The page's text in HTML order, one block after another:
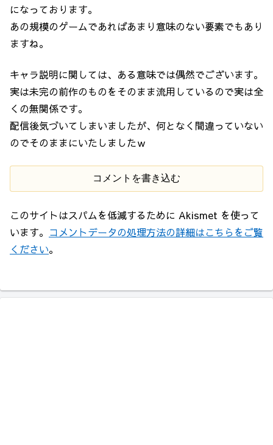
になっております。
あの規模のゲームであればあまり意味のない要素でもあり
ますね。
キャラ説明に関しては、ある意味では偶然でございます。
実は未完の前作のものをそのまま流用しているので実は全
くの無関係です。
配信後気づいてしまいましたが、何となく間違っていない
のでそのままにいたしましたｗ
コメントを書き込む
このサイトはスパムを低減するために Akismet を使って
います。 コメントデータの処理方法の詳細はこちらをご覧
ください。